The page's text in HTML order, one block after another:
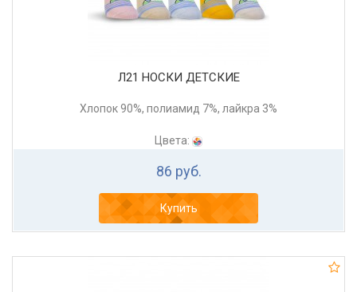
Л21 НОСКИ ДЕТСКИЕ
Хлопок 90%, полиамид 7%, лайкра 3%
Цвета:
86 руб.
Купить